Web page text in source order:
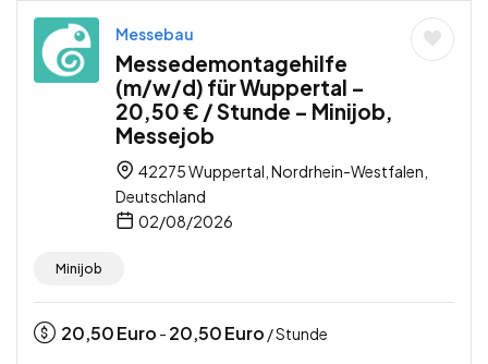
Messebau
Messedemontagehilfe
(m/w/d) für Wuppertal –
20,50 € / Stunde – Minijob,
Messejob
42275 Wuppertal, Nordrhein-Westfalen,
Deutschland
02/08/2026
Minijob
20,50Euro - 20,50Euro / Stunde